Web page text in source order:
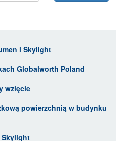
i Skylight
Globalworth Poland
wzięcie
powierzchnią w budynku
Skylight